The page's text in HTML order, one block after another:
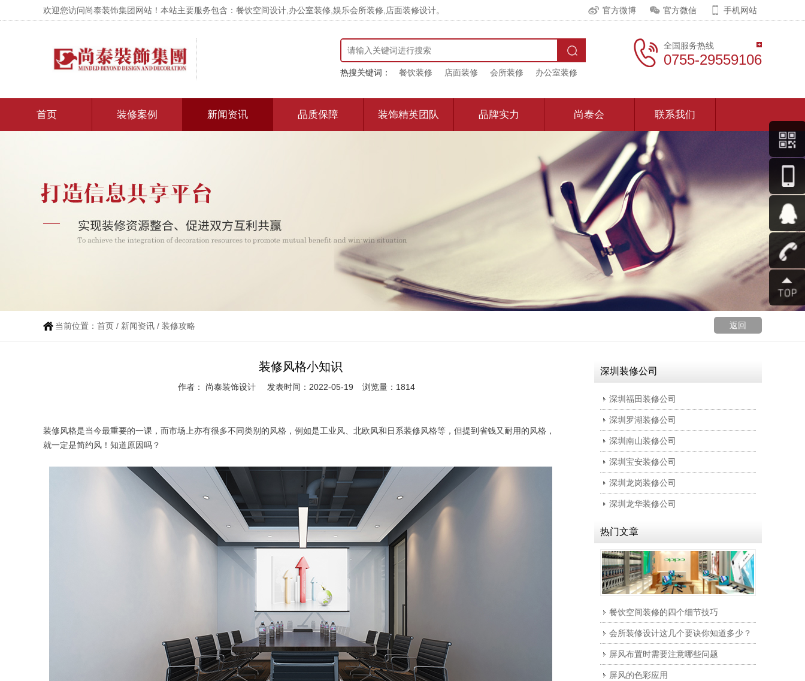
欢迎您访问尚泰装饰集团网站！本站主要服务包含：餐饮空间设计,办公室装修,娱乐会所装修,店面装修设计。 官方微博 官方微信 手机网站
热搜关键词： 餐饮装修 店面装修 会所装修 办公室装修
全国服务热线
0755-29559106
首页 装修案例 新闻资讯 品质保障 装饰精英团队 品牌实力 尚泰会 联系我们
返回
当前位置： 首页 / 新闻资讯 / 装修攻略
装修风格小知识
作者： 尚泰装饰设计 发表时间：2022-05-19 浏览量：1814
装修风格是当今最重要的一课，而市场上亦有很多不同类别的风格，例如是工业风、北欧风和日系装修风格等，但提到省钱又耐用的风格，
就一定是简约风！知道原因吗？
深圳装修公司
深圳福田装修公司
深圳罗湖装修公司
深圳南山装修公司
深圳宝安装修公司
深圳龙岗装修公司
深圳龙华装修公司
热门文章
餐饮空间装修的四个细节技巧
会所装修设计这几个要诀你知道多少？
屏风布置时需要注意哪些问题
屏风的色彩应用